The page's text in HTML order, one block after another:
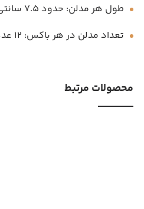
طول هر مدلن: حدود ۷.۵ سانتی‌متر
تعداد مدلن در هر باکس: ۱۲ عدد
محصولات مرتبط